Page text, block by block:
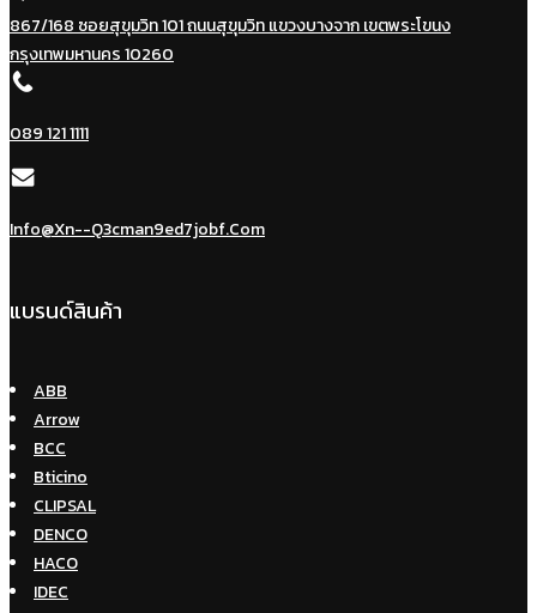
867/168 ซอยสุขุมวิท 101 ถนนสุขุมวิท แขวงบางจาก เขตพระโขนง
กรุงเทพมหานคร 10260
089 121 1111
Info@xn--q3cman9ed7jobf.com
แบรนด์สินค้า
ABB
Arrow
BCC
Bticino
CLIPSAL
DENCO
HACO
IDEC